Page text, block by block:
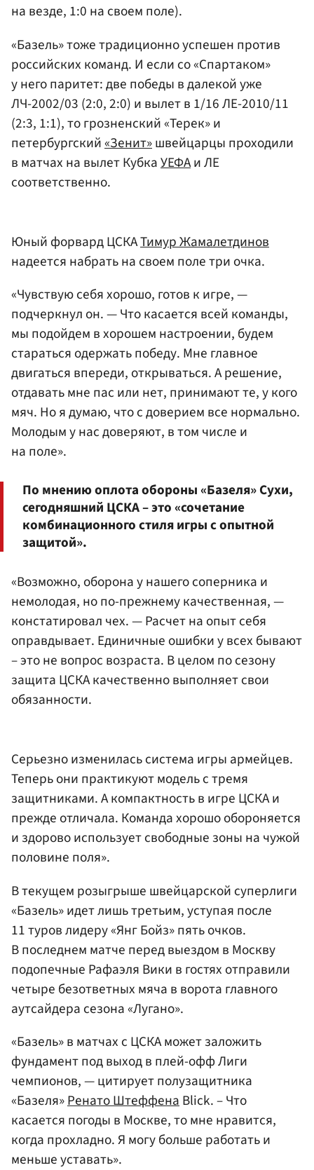
на везде, 1:0 на своем поле).
«Базель» тоже традиционно успешен против
российских команд. И если со «Спартаком»
у него паритет: две победы в далекой уже
ЛЧ-2002/03 (2:0, 2:0) и вылет в 1/16 ЛЕ-2010/11
(2:3, 1:1), то грозненский «Терек» и
петербургский«Зенит»швейцарцы проходили
в матчах на вылет КубкаУЕФАи ЛЕ
соответственно.
Юный форвард ЦСКАТимур Жамалетдинов
надеется набрать на своем поле три очка.
«Чувствую себя хорошо, готов к игре, —
подчеркнул он. — Что касается всей команды,
мы подойдем в хорошем настроении, будем
стараться одержать победу. Мне главное
двигаться впереди, открываться. А решение,
отдавать мне пас или нет, принимают те, у кого
мяч. Но я думаю, что с доверием все нормально.
Молодым у нас доверяют, в том числе и
на поле».
По мнению оплота обороны «Базеля» Сухи,
сегодняшний ЦСКА – это «сочетание
комбинационного стиля игры с опытной
защитой».
«Возможно, оборона у нашего соперника и
немолодая, но по-прежнему качественная, —
констатировал чех. — Расчет на опыт себя
оправдывает. Единичные ошибки у всех бывают
– это не вопрос возраста. В целом по сезону
защита ЦСКА качественно выполняет свои
обязанности.
Серьезно изменилась система игры армейцев.
Теперь они практикуют модель с тремя
защитниками. А компактность в игре ЦСКА и
прежде отличала. Команда хорошо обороняется
и здорово использует свободные зоны на чужой
половине поля».
В текущем розыгрыше швейцарской суперлиги
«Базель» идет лишь третьим, уступая после
11 туров лидеру «Янг Бойз» пять очков.
В последнем матче перед выездом в Москву
подопечные Рафаэля Вики в гостях отправили
четыре безответных мяча в ворота главного
аутсайдера сезона «Лугано».
«Базель» в матчах с ЦСКА может заложить
фундамент под выход в плей-офф Лиги
чемпионов, — цитирует полузащитника
«Базеля»Ренато ШтеффенаBlick. – Что
касается погоды в Москве, то мне нравится,
когда прохладно. Я могу больше работать и
меньше уставать».